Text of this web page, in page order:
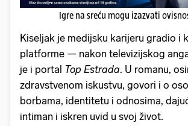
Igre na sreću mogu izazvati
Kiseljak je medijsku karijeru gradio i
platforme — nakon televizijskog
je i portal Top Estrada. U romanu,
zdravstvenom iskustvu, govori i o
borbama, identitetu i odnosima,
intiman i iskren uvid u svoj život.